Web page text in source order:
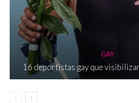
GAY
16 deportistas gay que